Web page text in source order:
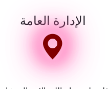
الإدارة العامة